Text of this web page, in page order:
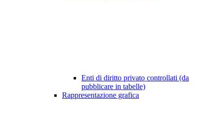
Enti di diritto privato controllati (da
pubblicare in tabelle)
Rappresentazione grafica